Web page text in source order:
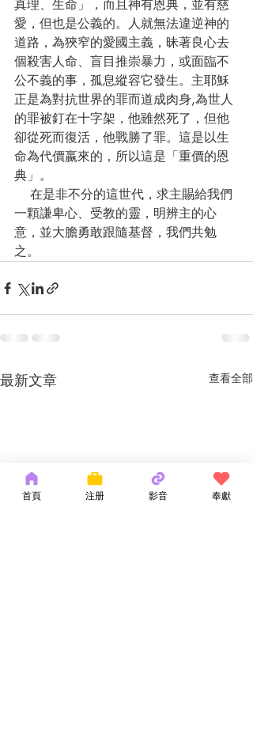
真理、生命」，而且神有恩典，並有慈
愛，但也是公義的。人就無法違逆神的
道路，為狹窄的愛國主義，昧著良心去
個殺害人命、盲目推崇暴力，或面臨不
公不義的事，孤息縱容它發生。主耶穌
正是為對抗世界的罪而道成肉身,為世人
的罪被釘在十字架，他雖然死了，但他
卻從死而復活，他戰勝了罪。這是以生
命為代價嬴來的，所以這是「重價的恩
典」。
一顆謙卑心、受教的靈，明辨主的心
意，並大膽勇敢跟隨基督，我們共勉
之。
最新文章 查看全部
首頁 注册 影音 奉獻